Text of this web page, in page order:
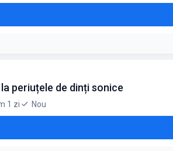
periuțele de dinți sonice
1 zi Nou